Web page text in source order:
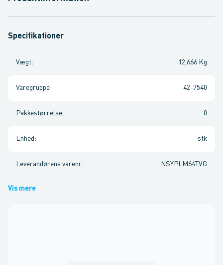
Specifikationer
Vægt: 12,666 Kg
Varegruppe: 42-7540
Pakkestørrelse: 0
Enhed : stk
Leverandørens varenr. : NSYPLM64TVG
Vis mere